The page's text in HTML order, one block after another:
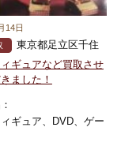
14日
東京都足立区千住
ギュアなど買取させ
ました！
ギュア、DVD、ゲー